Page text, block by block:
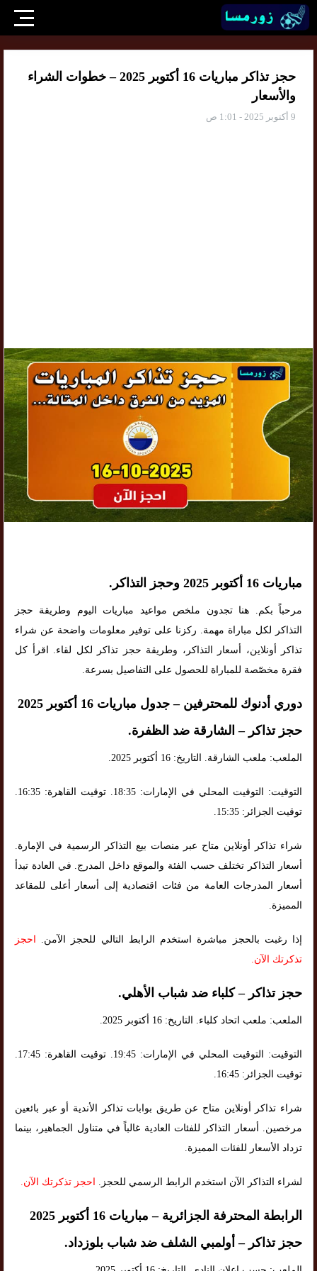
حجز تذاكر مباريات 16 أكتوبر 2025 – خطوات الشراء
والأسعار
9 أكتوبر 2025 - 1:01 ص
مباريات 16 أكتوبر 2025 وحجز التذاكر.
مرحباً بكم. هنا تجدون ملخص مواعيد مباريات اليوم وطريقة حجز
التذاكر لكل مباراة مهمة. ركزنا على توفير معلومات واضحة عن شراء
تذاكر أونلاين، أسعار التذاكر، وطريقة حجز تذاكر لكل لقاء. اقرأ كل
فقرة مخصّصة للمباراة للحصول على التفاصيل بسرعة.
دوري أدنوك للمحترفين – جدول مباريات 16 أكتوبر 2025
حجز تذاكر – الشارقة ضد الظفرة.
الملعب: ملعب الشارقة. التاريخ: 16 أكتوبر 2025.
التوقيت: التوقيت المحلي في الإمارات: 18:35. توقيت القاهرة: 16:35.
توقيت الجزائر: 15:35.
شراء تذاكر أونلاين متاح عبر منصات بيع التذاكر الرسمية في الإمارة.
أسعار التذاكر تختلف حسب الفئة والموقع داخل المدرج. في العادة تبدأ
أسعار المدرجات العامة من فئات اقتصادية إلى أسعار أعلى للمقاعد
المميزة.
إذا رغبت بالحجز مباشرة استخدم الرابط التالي للحجز الآمن.
احجز
تذكرتك الآن.
حجز تذاكر – كلباء ضد شباب الأهلي.
الملعب: ملعب اتحاد كلباء. التاريخ: 16 أكتوبر 2025.
التوقيت: التوقيت المحلي في الإمارات: 19:45. توقيت القاهرة: 17:45.
توقيت الجزائر: 16:45.
شراء تذاكر أونلاين متاح عن طريق بوابات تذاكر الأندية أو عبر بائعين
مرخصين. أسعار التذاكر للفئات العادية غالباً في متناول الجماهير، بينما
تزداد الأسعار للفئات المميزة.
لشراء التذاكر الآن استخدم الرابط الرسمي للحجز. احجز تذكرتك الآن.
الرابطة المحترفة الجزائرية – مباريات 16 أكتوبر 2025
حجز تذاكر – أولمبي الشلف ضد شباب بلوزداد.